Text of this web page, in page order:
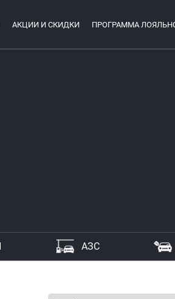
АКЦИИ И СКИДКИ ПРОГРАММА
АЗС